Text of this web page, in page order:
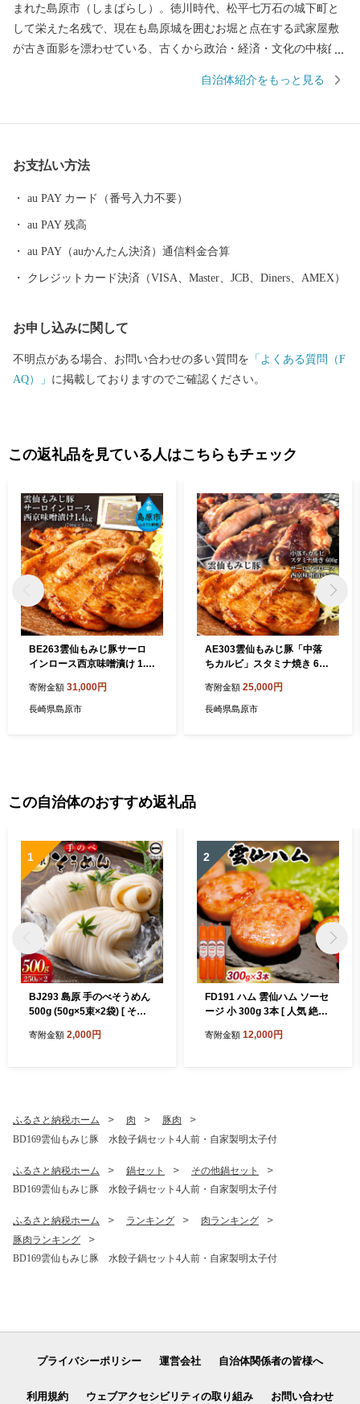
まれた島原市（しまばらし）。徳川時代、松平七万石の城下町と
して栄えた名残で、現在も島原城を囲むお堀と点在する武家屋敷
が古き面影を漂わせている、古くから政治・経済・文化の中核的
した雲仙普賢岳の溶岩ドーム「平成新山」、東には「有明海」を
でもあります。肥沃な大地の恩恵を受け、豊かな農業地帯が生み
出す、四季折々多種多様な島原産のブランド野菜の数々。ミネラ
モノの魚介類。さらには、魅力的で質が高い肉を生産する畜産業
や素材力を存分に活かした加工品など島原には“美味しい”がいっ
自治体紹介をもっと見る
お支払い方法
au PAY カード（番号入力不要）
au PAY 残高
au PAY（auかんたん決済）通信料金合算
クレジットカード決済（VISA、Master、JCB、Diners、AMEX）
お申し込みに関して
不明点がある場合、お問い合わせの多い質問を 「よくある質問（F
AQ）」 に掲載しておりますのでご確認ください。
この返礼品を見ている人はこちらもチェック
BE263雲仙もみじ豚サーロ
インロース西京味噌漬け 1.4
寄附金額 31,000円
長崎県島原市
AE303雲仙もみじ豚「中落
ちカルビ」スタミナ焼き 600
京味噌漬け 700g
寄附金額 25,000円
長崎県島原市
この自治体のおすすめ返礼品
1
BJ293 島原 手のべそうめん
500g (50g×5束×2袋) [ そう
うめん 島原素麺 麺 乾麺 国内
寄附金額 2,000円
2
FD191 ハム 雲仙ハム ソーセ
ージ 小 300g 3本 [ 人気 絶品
合わせ おつまみ おかず 弁当
寄附金額 12,000円
ふるさと納税ホーム 肉
豚肉
BD169雲仙もみじ豚 水餃子鍋セット4人前・自家製明太子付
ふるさと納税ホーム 鍋セット
その他鍋セット
BD169雲仙もみじ豚 水餃子鍋セット4人前・自家製明太子付
ふるさと納税ホーム ランキング
肉ランキング
豚肉ランキング
BD169雲仙もみじ豚 水餃子鍋セット4人前・自家製明太子付
プライバシーポリシー 運営会社 自治体関係者の皆様へ
利用規約 ウェブアクセシビリティの取り組み お問い合わせ